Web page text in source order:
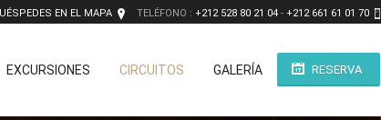
EN EL MAPA TELÉFONO : +212 528 80 21 04 - +212 661 61 01 70
RESERVA
EXCURSIONES CIRCUITOS GALERÍA